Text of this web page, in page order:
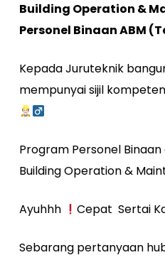
Building Operation &
Personel Binaan ABM
Kepada Juruteknik
mempunyai sijil
Program Personel
Building Operation &
Ayuhhh Cepat Sertai
Sebarang pertanyaan